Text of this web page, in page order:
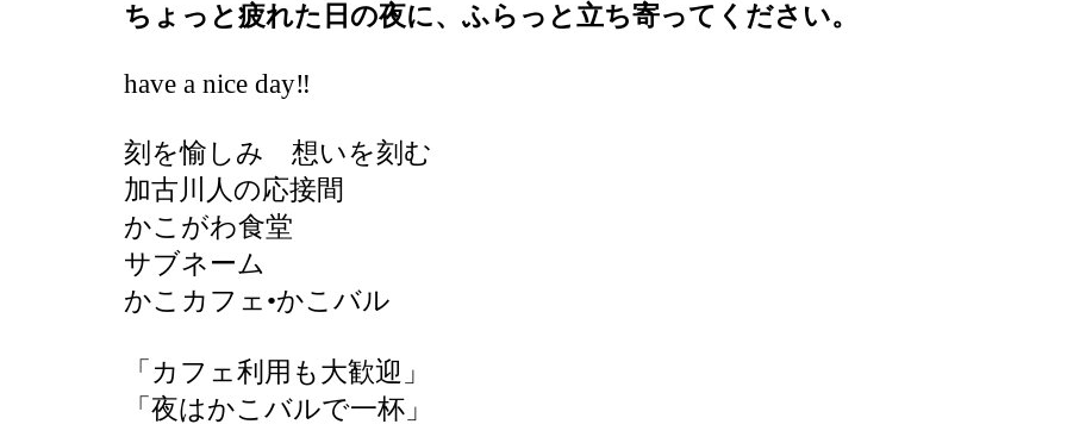
ちょっと疲れた日の夜に、ふらっと立ち寄ってください。
have a nice day‼️
刻を愉しみ 想いを刻む
加古川人の応接間
かこがわ食堂
サブネーム
かこカフェ•かこバル
「カフェ利用も大歓迎」
「夜はかこバルで一杯」